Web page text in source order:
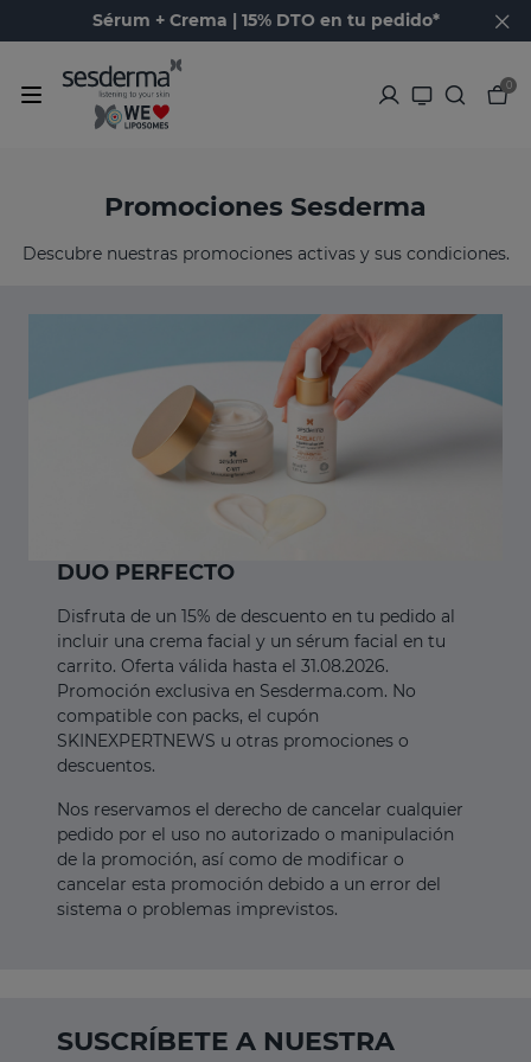
Sérum + Crema | 15% DTO en tu pedido*
0
Promociones Sesderma
Descubre nuestras promociones activas y sus condiciones.
DUO PERFECTO
Disfruta de un 15% de descuento en tu pedido al
incluir una crema facial y un sérum facial en tu
carrito. Oferta válida hasta el 31.08.2026.
Promoción exclusiva en Sesderma.com. No
compatible con packs, el cupón
SKINEXPERTNEWS u otras promociones o
descuentos.
Nos reservamos el derecho de cancelar cualquier
pedido por el uso no autorizado o manipulación
de la promoción, así como de modificar o
cancelar esta promoción debido a un error del
sistema o problemas imprevistos.
SUSCRÍBETE A NUESTRA